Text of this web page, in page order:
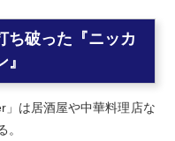
ち破った『ニッカ
」は居酒屋や中華料理店な
。